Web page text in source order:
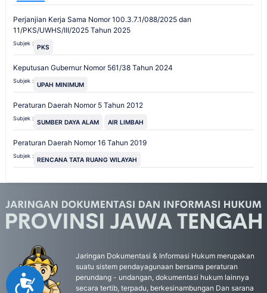
Accessibility
Perjanjian Kerja Sama Nomor 100.3.7.1/088/2025 dan
11/PKS/UWHS/III/2025 Tahun 2025
Subjek : PKS
Keputusan Gubernur Nomor 561/38 Tahun 2024
Subjek : UPAH MINIMUM
Peraturan Daerah Nomor 5 Tahun 2012
Subjek : SUMBER DAYA ALAM AIR LIMBAH
Peraturan Daerah Nomor 16 Tahun 2019
Subjek : RENCANA TATA RUANG WILAYAH
Jaringan Dokumentasi & Informasi Hukum merupakan
suatu sistem pendayagunaan bersama peraturan
perundang - undangan, dokumentasi hukum lainnya
secara tertib, terpadu, berkesinambungan Dan sarana